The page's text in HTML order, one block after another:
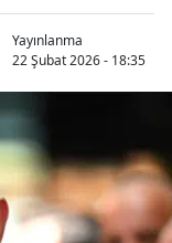
Yayınlanma
22 Şubat 2026 - 18:35